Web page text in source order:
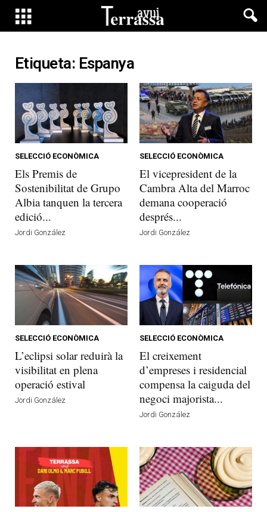
Etiqueta: Espanya
SELECCIÓ ECONÒMICA
Els Premis de
Sostenibilitat de Grupo
Albia tanquen la tercera
edició...
Jordi González
SELECCIÓ ECONÒMICA
El vicepresident de la
Cambra Alta del Marroc
demana cooperació
després...
Jordi González
SELECCIÓ ECONÒMICA
L’eclipsi solar reduirà la
visibilitat en plena
operació estival
Jordi González
SELECCIÓ ECONÒMICA
El creixement
d’empreses i residencial
compensa la caiguda del
negoci majorista...
Jordi González